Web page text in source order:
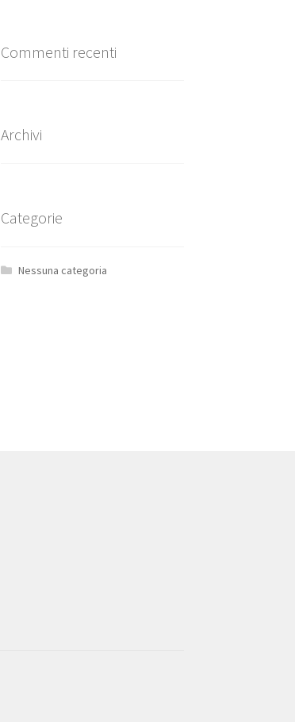
Commenti recenti
Archivi
Categorie
Nessuna categoria